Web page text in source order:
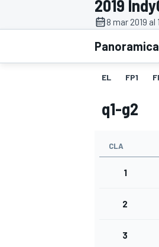
MOTOGP
WRC
2019
8 mar 2019 al
Panoramica
EL FP1
q1-g2
CLA
1
2
3